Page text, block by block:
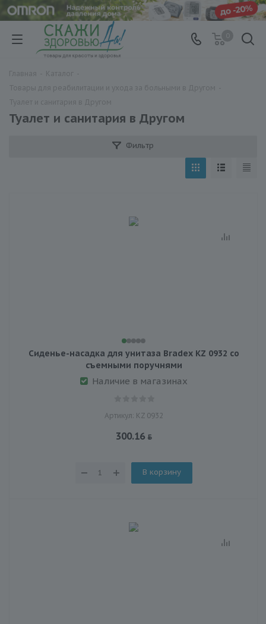
Туалет и санитария в Другом
Фильтр
Сиденье-насадка для унитаза Bradex KZ 0932 со
съемными поручнями
Наличие в магазинах
Артикул: KZ 0932
300.16
В корзину